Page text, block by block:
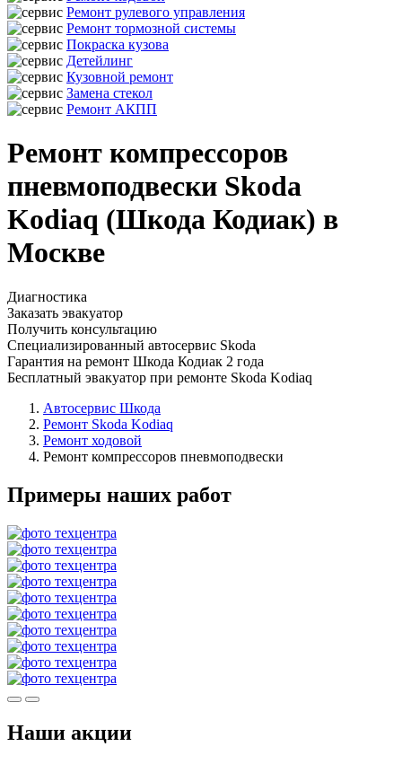
Ремонт рулевого управления
Ремонт тормозной системы
Покраска кузова
Детейлинг
Кузовной ремонт
Замена стекол
Ремонт АКПП
Ремонт компрессоров
пневмоподвески Skoda
Kodiaq (Шкода Кодиак) в
Москве
Диагностика
Заказать эвакуатор
Получить консультацию
Специализированный автосервис Skoda
Гарантия на ремонт Шкода Кодиак 2 года
Бесплатный эвакуатор при ремонте Skoda Kodiaq
Автосервис Шкода
Ремонт Skoda Kodiaq
Ремонт ходовой
Ремонт компрессоров пневмоподвески
Примеры наших работ
Наши акции